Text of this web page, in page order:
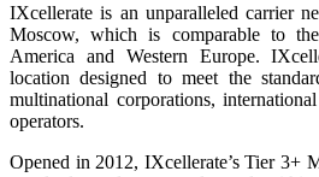
IXcellerate is an unparalleled carrier
Moscow, which is comparable to
America and Western Europe.
location designed to meet the
multinational corporations,
operators.
Opened in 2012, IXcellerate’s Tier 3+